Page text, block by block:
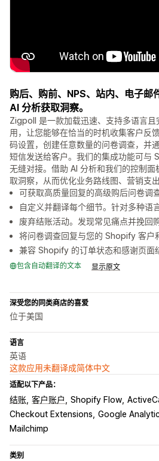
购后、购前、NPS、站内、电子邮
AI 分析获取洞察。
Zigpoll 是一款加载迅速、支持多语言
用，让您能够在恰当的时机收集客户反
码设置，创建任意数量的问卷调查，并
短信发送给客户。我们的集成功能可与
无缝对接。借助 AI 分析和我们的控制
取洞察，从而优化业务路线图、营销支
可获取高质量回复的高级购后问卷调
自定义并翻译每个细节。针对多种语
废弃结账活动。发现常见痛点并挽回
将问卷调查回复与您的 Shopify 客户
兼容 Shopify 的订单状态和感谢页面
包含自动翻译的文本 显示原文
深受您的同类商店的喜爱
位于美国
语言
英语
这款应用未翻译成简体中文
适配以下产品：
结账 客户账户 Shopify Flow
Checkout Extensions Google
Mailchimp
类别